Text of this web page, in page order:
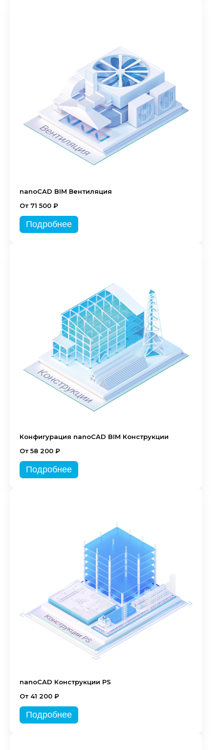
nanoCAD BIM Вентиляция
От 71 500 ₽
Подробнее
Конфигурация nanoCAD BIM Конструкции
От 58 200 ₽
Подробнее
nanoCAD Конструкции PS
От 41 200 ₽
Подробнее